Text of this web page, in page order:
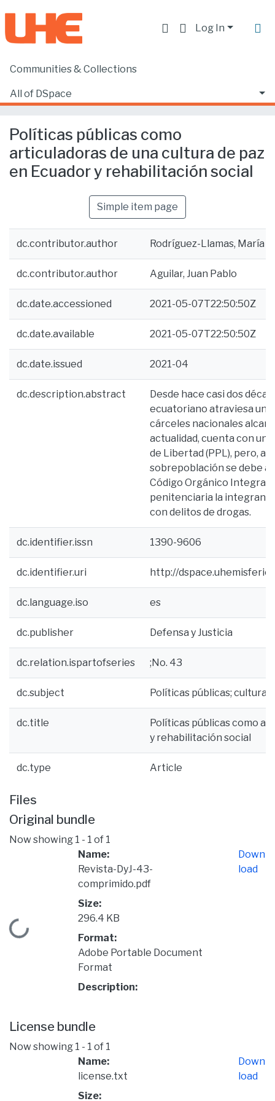
Log In
Communities & Collections
All of DSpace
Home
Políticas públicas como articuladoras de una cultura de paz en Ecuador y rehabilitación social
Políticas públicas como
articuladoras de una cultura de paz
en Ecuador y rehabilitación social
Simple item page
dc.contributor.author Rodríguez-Llamas, María
dc.contributor.author Aguilar, Juan Pablo
dc.date.accessioned 2021-05-07T22:50:50Z
dc.date.available 2021-05-07T22:50:50Z
dc.date.issued 2021-04
dc.description.abstract
Desde hace casi dos
ecuatoriano atraviesa una
cárceles nacionales
actualidad, cuenta con
de Libertad (PPL), pero, a
sobrepoblación se debe a
Código Orgánico Integral
penitenciaria la integran
con delitos de drogas.
dc.identifier.issn 1390-9606
dc.identifier.uri http://
dc.language.iso es
dc.publisher Defensa y Justicia
dc.relation.ispartofseries ;No. 43
dc.subject Políticas públicas; cultura
dc.title
Políticas públicas como
y rehabilitación social
dc.type Article
Files
Original bundle
Now showing 1 - 1 of 1
Loading...
Name:
Revista-DyJ-43-
comprimido.pdf
Size:
296.4 KB
Format:
Adobe Portable Document
Format
Description:
Down
load
License bundle
Now showing 1 - 1 of 1
Name:
license.txt
Size:
Down
load